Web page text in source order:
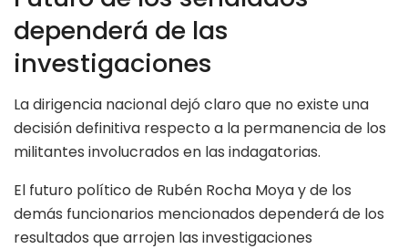
dependerá de las
investigaciones
La dirigencia nacional dejó claro que no existe una
decisión definitiva respecto a la permanencia de los
militantes involucrados en las indagatorias.
El futuro político de Rubén Rocha Moya y de los
demás funcionarios mencionados dependerá de los
resultados que arrojen las investigaciones